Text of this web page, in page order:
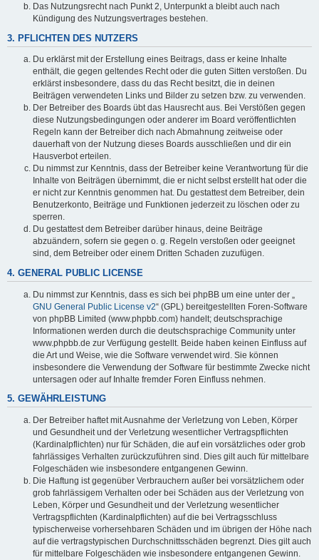
Das Nutzungsrecht nach Punkt 2, Unterpunkt a bleibt auch nach
Kündigung des Nutzungsvertrages bestehen.
3. PFLICHTEN DES NUTZERS
Du erklärst mit der Erstellung eines Beitrags, dass er keine Inhalte
enthält, die gegen geltendes Recht oder die guten Sitten verstoßen. Du
erklärst insbesondere, dass du das Recht besitzt, die in deinen
Beiträgen verwendeten Links und Bilder zu setzen bzw. zu verwenden.
Der Betreiber des Boards übt das Hausrecht aus. Bei Verstößen gegen
diese Nutzungsbedingungen oder anderer im Board veröffentlichten
Regeln kann der Betreiber dich nach Abmahnung zeitweise oder
dauerhaft von der Nutzung dieses Boards ausschließen und dir ein
Hausverbot erteilen.
Du nimmst zur Kenntnis, dass der Betreiber keine Verantwortung für die
Inhalte von Beiträgen übernimmt, die er nicht selbst erstellt hat oder die
er nicht zur Kenntnis genommen hat. Du gestattest dem Betreiber, dein
Benutzerkonto, Beiträge und Funktionen jederzeit zu löschen oder zu
sperren.
Du gestattest dem Betreiber darüber hinaus, deine Beiträge
abzuändern, sofern sie gegen o. g. Regeln verstoßen oder geeignet
sind, dem Betreiber oder einem Dritten Schaden zuzufügen.
4. GENERAL PUBLIC LICENSE
Du nimmst zur Kenntnis, dass es sich bei phpBB um eine unter der „
GNU General Public License v2“ (GPL) bereitgestellten Foren-Software
von phpBB Limited (www.phpbb.com) handelt; deutschsprachige
Informationen werden durch die deutschsprachige Community unter
www.phpbb.de zur Verfügung gestellt. Beide haben keinen Einfluss auf
die Art und Weise, wie die Software verwendet wird. Sie können
insbesondere die Verwendung der Software für bestimmte Zwecke nicht
untersagen oder auf Inhalte fremder Foren Einfluss nehmen.
5. GEWÄHRLEISTUNG
Der Betreiber haftet mit Ausnahme der Verletzung von Leben, Körper
und Gesundheit und der Verletzung wesentlicher Vertragspflichten
(Kardinalpflichten) nur für Schäden, die auf ein vorsätzliches oder grob
fahrlässiges Verhalten zurückzuführen sind. Dies gilt auch für mittelbare
Folgeschäden wie insbesondere entgangenen Gewinn.
Die Haftung ist gegenüber Verbrauchern außer bei vorsätzlichem oder
grob fahrlässigem Verhalten oder bei Schäden aus der Verletzung von
Leben, Körper und Gesundheit und der Verletzung wesentlicher
Vertragspflichten (Kardinalpflichten) auf die bei Vertragsschluss
typischerweise vorhersehbaren Schäden und im übrigen der Höhe nach
auf die vertragstypischen Durchschnittsschäden begrenzt. Dies gilt auch
für mittelbare Folgeschäden wie insbesondere entgangenen Gewinn.